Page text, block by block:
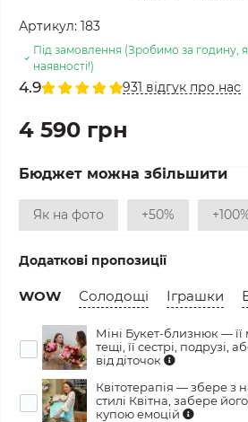
Артикул: 183
Під замовлення (Зробимо за годину,
наявності!)
4.9 931 відгук про нас
4 590 грн
Бюджет можна збільшити
Як на фото +50%
Додаткові пропозиції
WOW Солодощі Іграшки
Міні Букет-близнюк — її
тещі, її сестрі, подрузі,
від діточок
Квітотерапія — збере з
стилі Квітна, забере
купою емоцій